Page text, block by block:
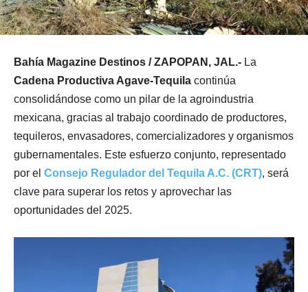
Bahía Magazine Destinos / ZAPOPAN, JAL.- La
Cadena Productiva Agave-Tequila continúa
consolidándose como un pilar de la agroindustria
mexicana, gracias al trabajo coordinado de productores,
tequileros, envasadores, comercializadores y organismos
gubernamentales. Este esfuerzo conjunto, representado
por el Consejo Regulador del Tequila A.C. (CRT), será
clave para superar los retos y aprovechar las
oportunidades del 2025.